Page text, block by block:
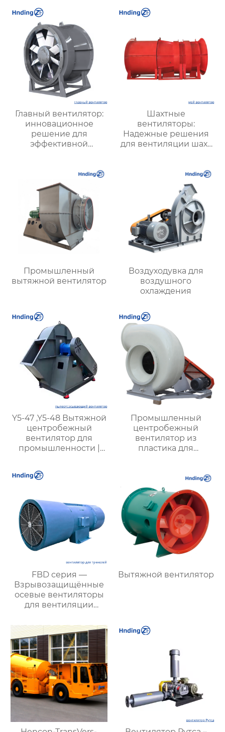
вентиляции и
безопасности
надежной вентиляции
Главный вентилятор:
инновационное
решение для
эффективной
Шахтные
вентиляторы:
Надежные решения
для вентиляции шахт
Промышленный
вытяжной вентилятор
Воздуходувка для
воздушного
охлаждения
Y5-47 ,Y5-48 Вытяжной
центробежный
вентилятор для
промышленности |
котлов | Эффективные
пыли и газа | Для всех
типов угля
Промышленный
центробежный
вентилятор из
пластика для
FBD серия —
Взрывозащищённые
осевые вентиляторы
для вентиляции
подземных объектов:
эффективные и
энергоэкономичные
решения
Вытяжной вентилятор